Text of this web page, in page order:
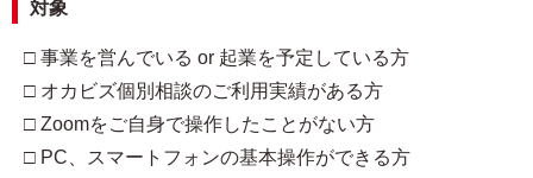
対象
□ 事業を営んでいる or 起業を予定している方
□ オカビズ個別相談のご利用実績がある方
□ Zoomをご自身で操作したことがない方
□ PC、スマートフォンの基本操作ができる方